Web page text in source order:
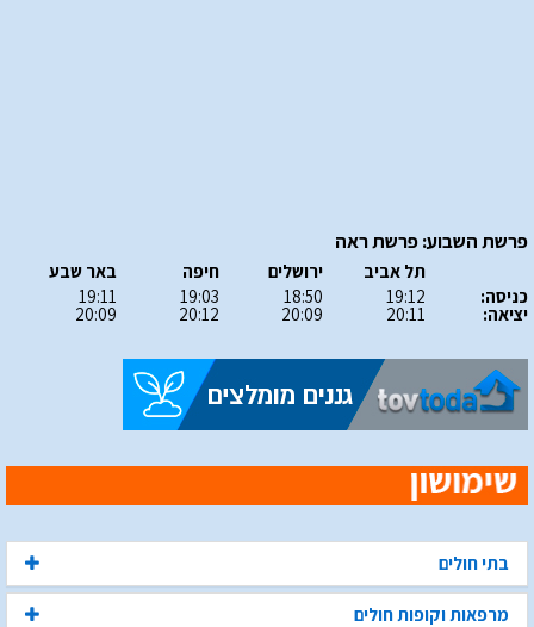
פרשת השבוע: פרשת ראה
כניסה:
יציאה:
תל אביב
19:12
20:11
ירושלים
18:50
20:09
חיפה
19:03
20:12
באר שבע
19:11
20:09
בתי חולים
מרפאות וקופות חולים